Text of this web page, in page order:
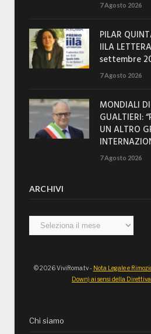
7 Agosto 2026
PILAR
IILA
settembre
7 Agosto 2026
MONDIALI
GUALTIERI:
UN ALTRO
7 Agosto 2026
ARCHIVI
Archivi
© 2026 ViviRoma.tv - Nota Legale e
Down) ai sensi della
Chi siamo